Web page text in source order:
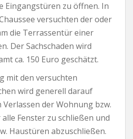
Eingangstüren zu öffnen. In
versuchten der oder
die Terrassentür einer
Der Sachschaden wird
ca. 150 Euro geschätzt.
mit den versuchten
wird generell darauf
der Wohnung bzw.
Fenster zu schließen und
Haustüren abzuschließen.